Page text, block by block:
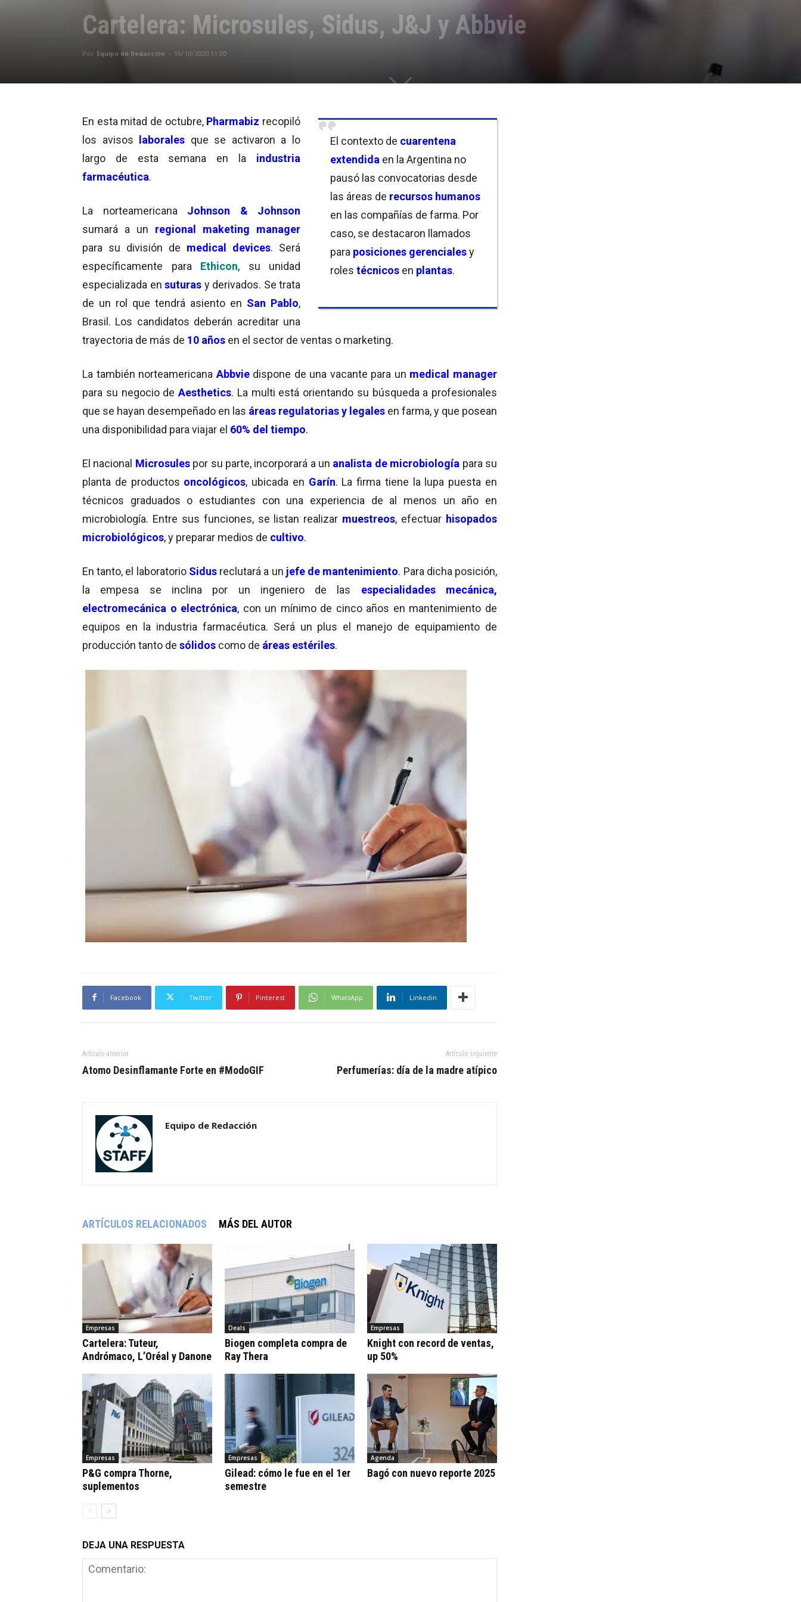
Cartelera: Microsules, Sidus, J&J y Abbvie
Por Equipo de Redacción - 16/10/2020 11:00
El contexto de cuarentena
extendida en la Argentina no
pausó las convocatorias desde
las áreas de recursos humanos
en las compañías de farma. Por
caso, se destacaron llamados
para posiciones gerencialesy
roles técnicos en plantas.
En esta mitad de octubre, Pharmabiz recopiló
los avisos laborales que se activaron a lo
largo de esta semana en la industria
farmacéutica.
La norteamericana Johnson & Johnson
sumará a un regional maketing manager
para su división de medical devices. Será
específicamente para Ethicon, su unidad
especializada en suturas y derivados. Se trata
de un rol que tendrá asiento en San Pablo,
Brasil. Los candidatos deberán acreditar una
trayectoria de más de 10 años en el sector de ventas o marketing.
La también norteamericana Abbvie dispone de una vacante para un medical manager
para su negocio de Aesthetics. La multi está orientando su búsqueda a profesionales
que se hayan desempeñado en las áreas regulatorias y legales en farma, y que posean
una disponibilidad para viajar el 60% del tiempo.
El nacional Microsulespor su parte, incorporará a un analista de microbiología para su
planta de productos oncológicos, ubicada en Garín. La firma tiene la lupa puesta en
técnicos graduados o estudiantes con una experiencia de al menos un año en
microbiología. Entre sus funciones, se listan realizar muestreos, efectuar hisopados
microbiológicos, y preparar medios de cultivo.
En tanto, el laboratorio Sidus reclutará a un jefe de mantenimiento. Para dicha posición,
la empesa se inclina por un ingeniero de las especialidades mecánica,
electromecánica o electrónica, con un mínimo de cinco años en mantenimiento de
equipos en la industria farmacéutica. Será un plus el manejo de equipamiento de
producción tanto de sólidos como de áreas estériles.
Facebook Twitter Pinterest WhatsApp Linkedin
Artículo anterior
Atomo Desinflamante Forte en #ModoGIF
Artículo siguiente
Perfumerías: día de la madre atípico
Equipo de Redacción
ARTÍCULOS RELACIONADOS MÁS DEL AUTOR
Empresas
Cartelera: Tuteur,
Andrómaco, L’Oréal y Danone
Deals
Biogen completa compra de
Ray Thera
Empresas
Knight con record de ventas,
up 50%
Empresas
P&G compra Thorne,
suplementos
Empresas
Gilead: cómo le fue en el 1er
semestre
Agenda
Bagó con nuevo reporte 2025
DEJA UNA RESPUESTA